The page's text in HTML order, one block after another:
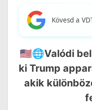
Kövesd a
🇺🇸🌐Valódi
ki Trump
akik